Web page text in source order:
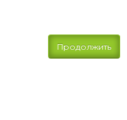
Продолжить